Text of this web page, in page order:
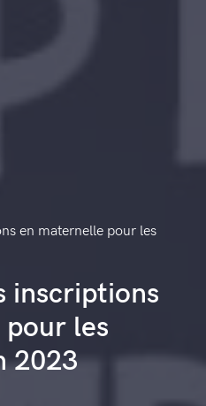
inscriptions
les
2023
en maternelle pour les